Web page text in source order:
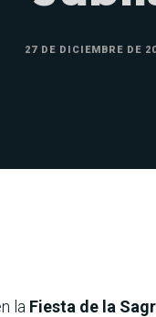
27 DE DICIEMBRE DE
la Fiesta de la